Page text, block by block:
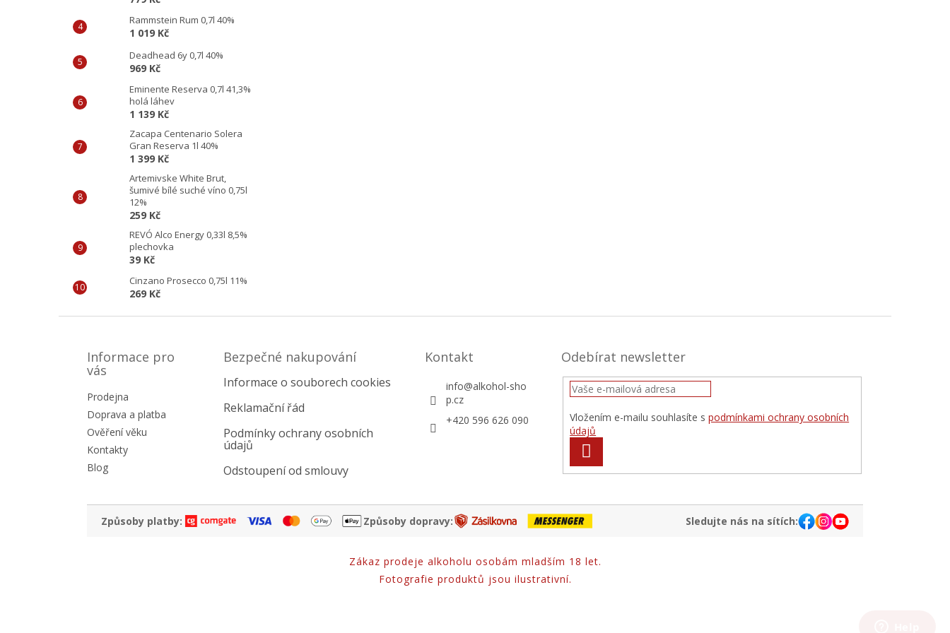
Rammstein Rum 0,7l 40%
1 019 Kč
Deadhead 6y 0,7l 40%
969 Kč
Eminente Reserva 0,7l 41,3%
holá láhev
1 139 Kč
Zacapa Centenario Solera
Gran Reserva 1l 40%
1 399 Kč
Artemivske White Brut,
šumivé bílé suché víno 0,75l
12%
259 Kč
REVÓ Alco Energy 0,33l 8,5%
plechovka
39 Kč
Cinzano Prosecco 0,75l 11%
269 Kč
Informace pro
vás
Prodejna
Doprava a platba
Ověření věku
Kontakty
Blog
Bezpečné nakupování
Informace o souborech cookies
Reklamační řád
Podmínky ochrany osobních
údajů
Odstoupení od smlouvy
Kontakt
info@alkohol-sho
p.cz
+420 596 626 090
Odebírat newsletter
Vložením e-mailu souhlasíte spodmínkami ochrany osobních
údajů
SE
Způsoby platby: Způsoby dopravy: Sledujte nás na sítích:
Zákaz prodeje alkoholu osobám mladším 18 let.
Fotografie produktů jsou ilustrativní.